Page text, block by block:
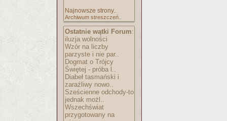
Najnowsze strony..
Archiwum streszczeń..
Ostatnie wątki Forum:
iluzja wolności
Wzór na liczby
parzyste i nie par..
Dogmat o Trójcy
Świętej - próba l..
Diabeł tasmański i
zaraźliwy nowo..
Sześcienne odchody-to
jednak możl..
Wszechświat
przygotowany na